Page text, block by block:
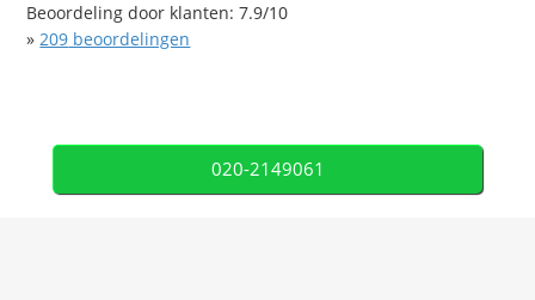
Beoordeling door klanten:7.9/10
»209 beoordelingen
020-2149061